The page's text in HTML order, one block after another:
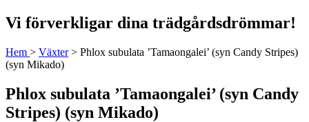
Vi förverkligar dina trädgårdsdrömmar!
Hem > Växter> Phlox subulata ’Tamaongalei’ (syn Candy Stripes)
(syn Mikado)
Phlox subulata ’Tamaongalei’ (syn Candy
Stripes) (syn Mikado)